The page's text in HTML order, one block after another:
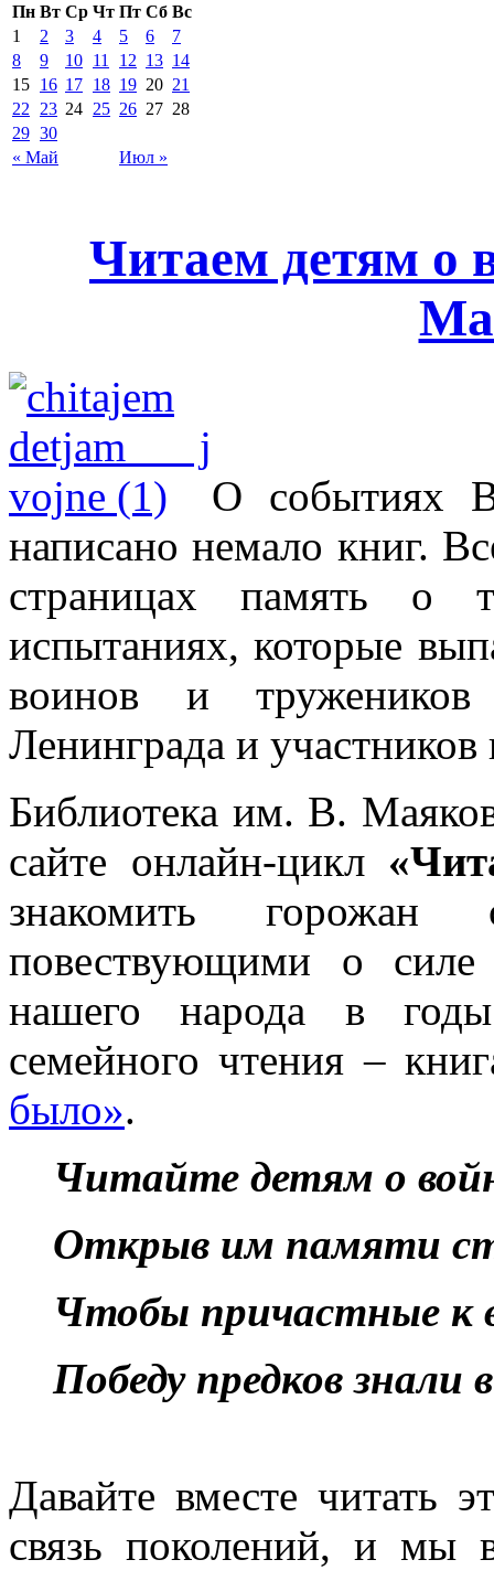
Пн Вт Ср Чт Пт Сб Вс
« Май Июл »
1 2 3 4 5 6
7
8
9 10 11 12 13 14
15 16 17 18 19 20 21
22
23 24 25 26 27 28
29 30
Читаем детям о
О событиях
написано немало книг.
страницах память о
испытаниях, которые
воинов и
Ленинграда и
Библиотека им. В.
сайте онлайн-цикл
знакомить
повествующими о силе
нашего народа в
семейного чтения –
было».
Читайте детям о
Открыв им памяти
Чтобы причастные к
Победу предков знали
Давайте вместе читать
связь поколений, и мы